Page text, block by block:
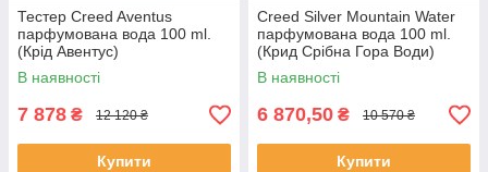
Тестер Creed Aventus
парфумована вода 100 ml.
(Крід Авентус)
В наявності
7 878 ₴ 12 120 ₴
Купити
Creed Silver Mountain Water
парфумована вода 100 ml.
(Крид Срібна Гора Води)
В наявності
6 870,50 ₴ 10 570 ₴
Купити